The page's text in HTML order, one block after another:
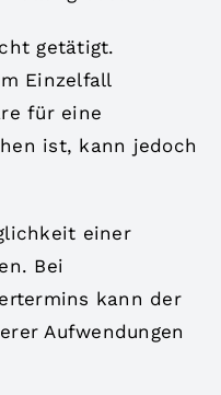
getätigt.
Einzelfall
für eine
ist, kann jedoch
einer
Bei
kann der
Aufwendungen